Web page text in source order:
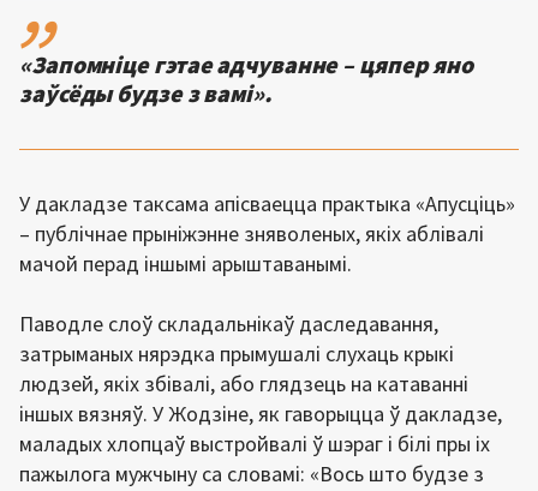
«Запомніце гэтае адчуванне – цяпер яно
заўсёды будзе з вамі».
У дакладзе таксама апісваецца практыка «Апусціць»
– публічнае прыніжэнне зняволеных, якіх аблівалі
мачой перад іншымі арыштаванымі.
Паводле слоў складальнікаў даследавання,
затрыманых нярэдка прымушалі слухаць крыкі
людзей, якіх збівалі, або глядзець на катаванні
іншых вязняў. У Жодзіне, як гаворыцца ў дакладзе,
маладых хлопцаў выстройвалі ў шэраг і білі пры іх
пажылога мужчыну са словамі: «Вось што будзе з